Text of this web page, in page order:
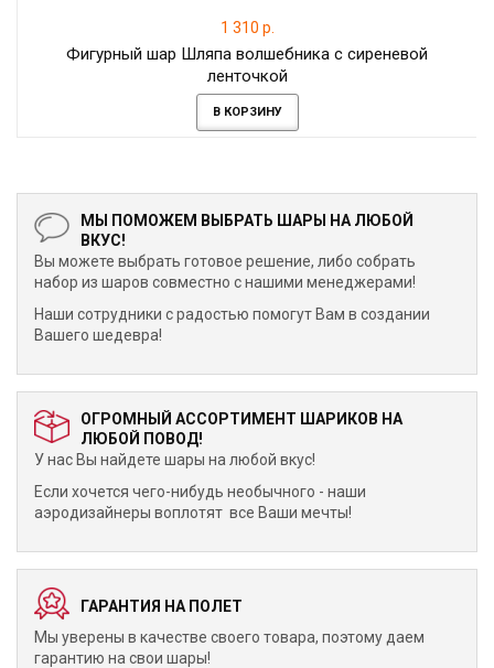
1 310 р.
Фигурный шар Шляпа волшебника с сиреневой
ленточкой
В КОРЗИНУ
МЫ ПОМОЖЕМ ВЫБРАТЬ ШАРЫ НА ЛЮБОЙ
ВКУС!
Вы можете выбрать готовое решение, либо собрать
набор из шаров совместно с нашими менеджерами!
Наши сотрудники с радостью помогут Вам в создании
Вашего шедевра!
ОГРОМНЫЙ АССОРТИМЕНТ ШАРИКОВ НА
ЛЮБОЙ ПОВОД!
У нас Вы найдете шары на любой вкус!
Если хочется чего-нибудь необычного - наши
аэродизайнеры воплотят все Ваши мечты!
ГАРАНТИЯ НА ПОЛЕТ
Мы уверены в качестве своего товара, поэтому даем
гарантию на свои шары!